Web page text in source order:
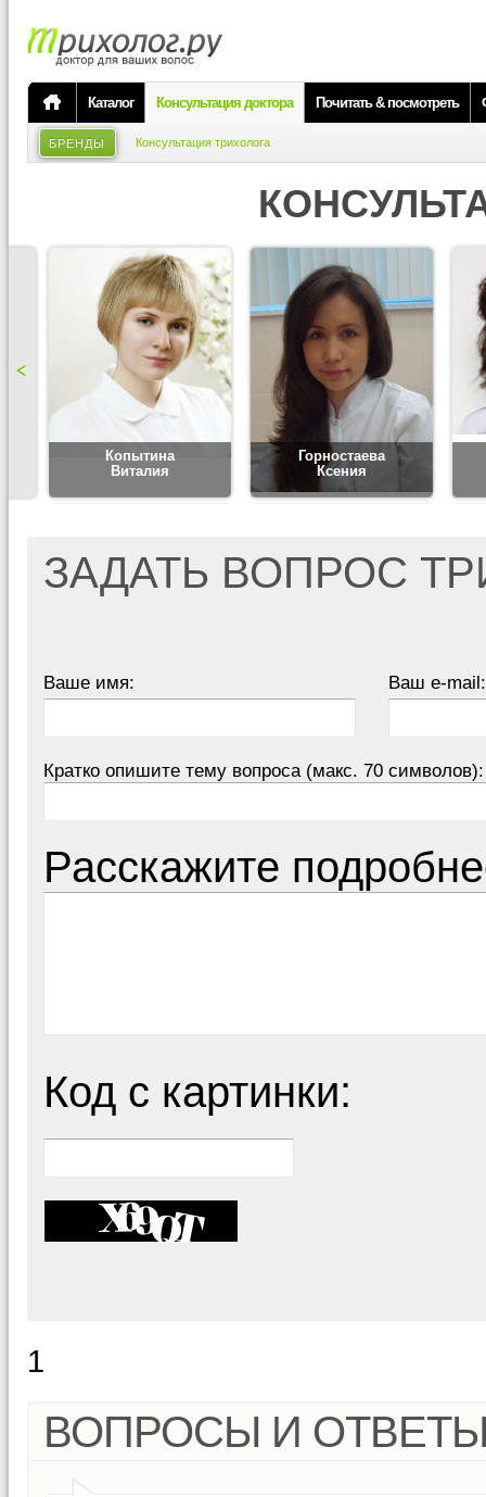
Каталог Консультация доктора Почитать & посмотреть
БРЕНДЫ Консультация трихолога
Копытина
Виталия
Горностаева
Ксения
ЗАДАТЬ ВОПРОС
Ваше имя: Ваш e-mail:
Кратко опишите тему вопроса (макс. 70 символов):
Расскажите
Код с картинки:
1
ВОПРОСЫ И